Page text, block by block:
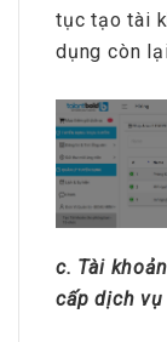
tục tạo tài
dụng còn
c. Tài
cấp dịch vụ